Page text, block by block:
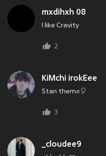
mxdihxh 08
I like Cravity
2
KiMchi irokEee
Stan them✊️🎈
3
_cloudee9